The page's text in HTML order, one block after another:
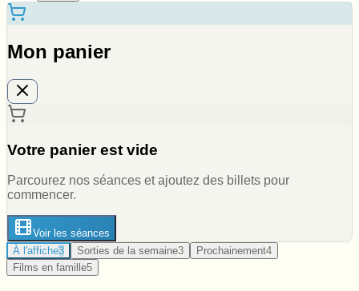
Mon panier
Votre panier est vide
Parcourez nos séances et ajoutez des billets pour
commencer.
Voir les séances
À l'affiche3 Sorties de la semaine3 Prochainement4
Films en famille5